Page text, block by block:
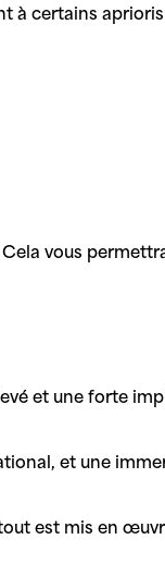
à certains
vous
et une forte
et une
est mis en